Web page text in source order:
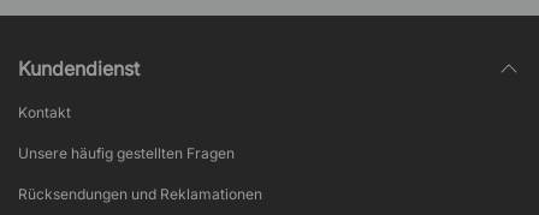
Kundendienst
Kontakt
Unsere häufig gestellten Fragen
Rücksendungen und Reklamationen